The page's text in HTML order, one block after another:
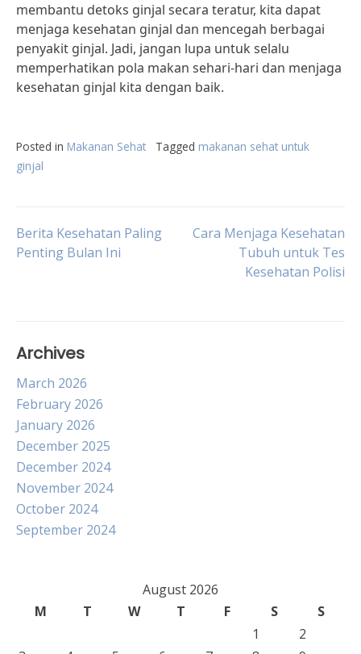
membantu detoks ginjal secara teratur, kita dapat
menjaga kesehatan ginjal dan mencegah berbagai
penyakit ginjal. Jadi, jangan lupa untuk selalu
memperhatikan pola makan sehari-hari dan menjaga
kesehatan ginjal kita dengan baik.
Posted in Makanan Sehat Tagged makanan sehat untuk
ginjal
Post
Berita Kesehatan Paling
Penting Bulan Ini
Cara Menjaga Kesehatan
Tubuh untuk Tes
Kesehatan Polisi
Archives
March 2026
February 2026
January 2026
December 2025
December 2024
November 2024
October 2024
September 2024
August 2026
M
T W T F S
S
1
2